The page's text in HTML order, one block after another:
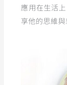
應用在生活
享他的思維